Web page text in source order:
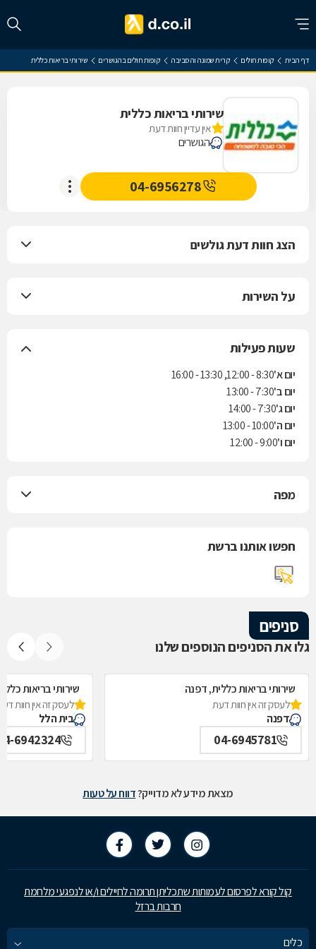
דף הבית קופות חולים קרית שמונה והסביבה קופות חולים בהגושרים שירותי בריאות כללית
שירותי בריאות כללית
אין עדיין חוות דעת
הגושרים
04-6956278
הצג חוות דעת גולשים
על השירות
שעות פעילות
יום א'8:30 - 12:00, 13:30 - 16:00
יום ב'7:30 - 13:00
יום ג'7:30 - 14:00
יום ה'10:00 - 13:00
יום ו'9:00 - 12:00
מפה
חפשו אותנו ברשת
סניפים
גלו את הסניפים הנוספים שלנו
שירותי בריאות כללית, דפנה
לעסק זה אין חוות דעת
דפנה
04-6945781
שירותי בריאות
לעסק זה אין חוות
בית הלל
6942324
מצאת מידע לא מדוייק?דווח על טעות
קול קורא לפרסום לעמותות שתכליתן תרומה לחיילים ו/או לנפגעי מלחמת
חרבות ברזל
כלים